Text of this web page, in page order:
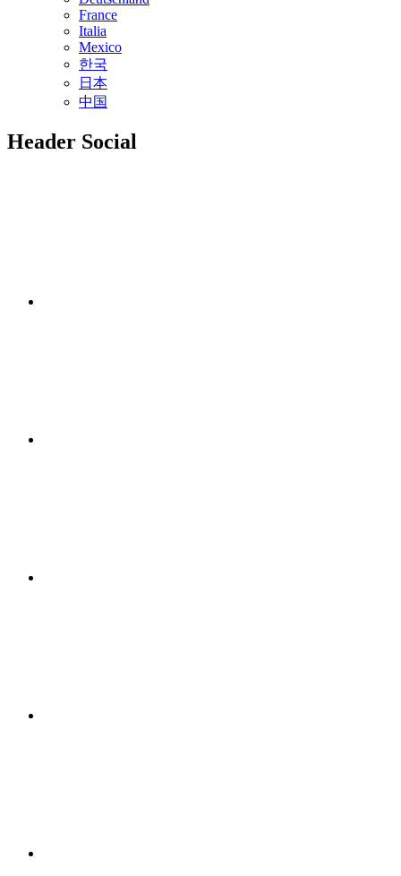
France
Italia
Mexico
한국
日本
中国
Header Social